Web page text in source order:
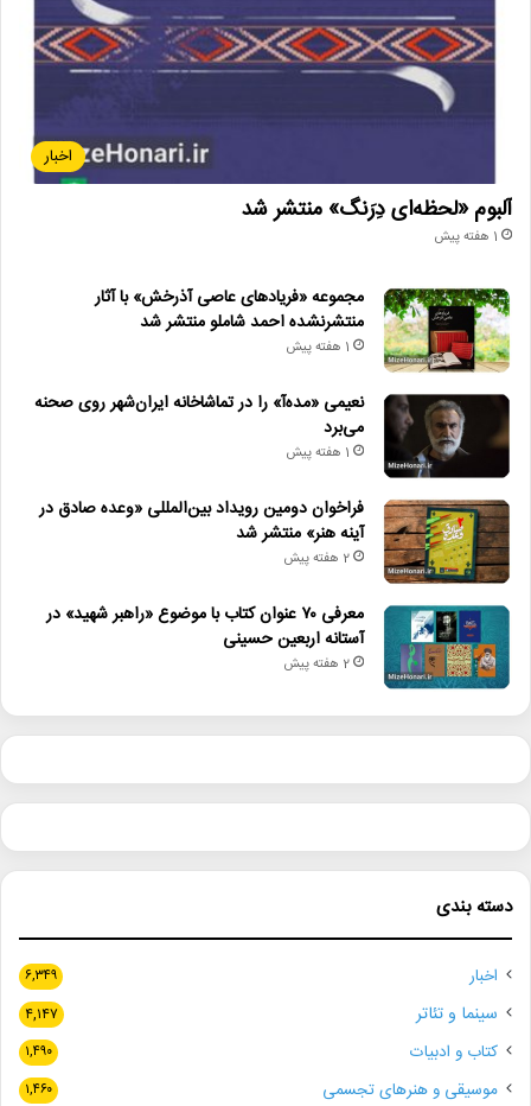
اخبار
آلبوم «لحظه‌ای دِرَنگ» منتشر شد
1 هفته پیش
مجموعه «فریادهای عاصی آذرخش» با آثار
منتشرنشده احمد شاملو منتشر شد
1 هفته پیش
نعیمی «مده‌آ» را در تماشاخانه ایران‌شهر روی صحنه
می‌برد
1 هفته پیش
فراخوان دومین رویداد بین‌المللی «وعده صادق در
آینه هنر» منتشر شد
2 هفته پیش
معرفی ۷۰ عنوان کتاب با موضوع «راهبر شهید» در
آستانه اربعین حسینی
2 هفته پیش
دسته بندی
اخبار ۶,۳۴۹
سینما و تئاتر ۴,۱۴۷
کتاب و ادبیات ۱,۴۹۰
موسیقی و هنرهای تجسمی ۱,۴۶۰